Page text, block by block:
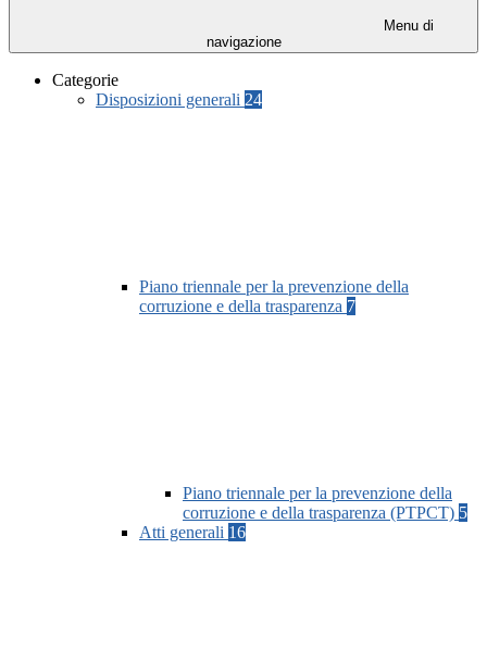
Menu di
navigazione
Categorie
Disposizioni generali 24
Piano triennale per la prevenzione della
corruzione e della trasparenza 7
Piano triennale per la prevenzione della
corruzione e della trasparenza (PTPCT) 5
Atti generali 16